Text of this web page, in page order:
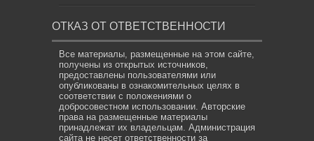
ОТКАЗ ОТ ОТВЕТСТВЕННОСТИ
Все материалы, размещенные на этом сайте,
получены из открытых источников,
предоставлены пользователями или
опубликованы в ознакомительных целях в
соответствии с положениями о
добросовестном использовании. Авторские
права на размещенные материалы
принадлежат их владельцам. Администрация
сайта не несет ответственности за